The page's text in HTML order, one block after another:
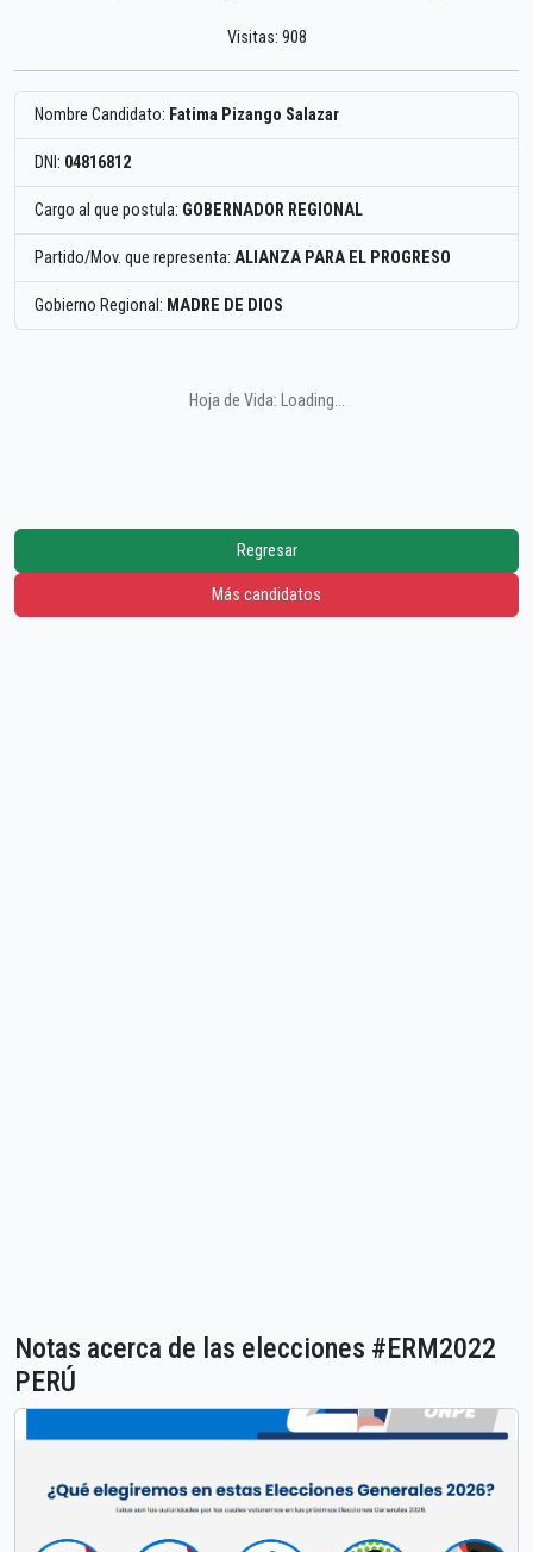
Visitas: 908
Nombre Candidato: Fatima Pizango Salazar
DNI: 04816812
Cargo al que postula: GOBERNADOR REGIONAL
Partido/Mov. que representa: ALIANZA PARA EL PROGRESO
Gobierno Regional: MADRE DE DIOS
Hoja de Vida: Loading...
Regresar
Más candidatos
Notas acerca de las elecciones #ERM2022
PERÚ